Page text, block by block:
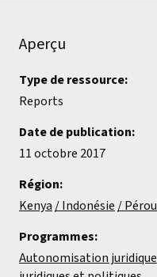
Aperçu
Type de ressource:
Reports
Date de publication:
11 octobre 2017
Région:
Kenya
Indonésie Pérou
Programmes:
Autonomisation juridique